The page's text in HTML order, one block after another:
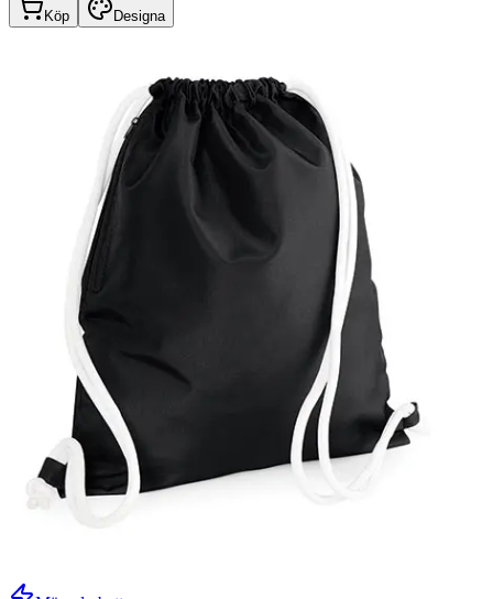
Köp Designa